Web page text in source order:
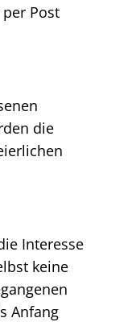
Post
die
Interesse
keine
Anfang